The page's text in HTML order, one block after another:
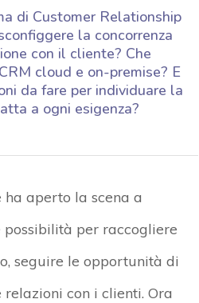
di Customer Relationship
la concorrenza
con il cliente? Che
cloud e on-premise? E
da fare per individuare la
a ogni esigenza?
aperto la scena a
per raccogliere
seguire le opportunità di
con i clienti. Ora